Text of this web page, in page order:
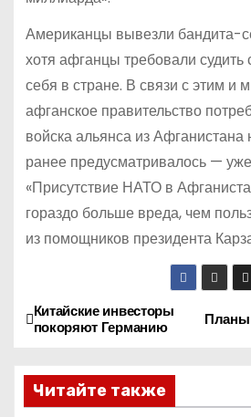
Американцы вывезли бандита-
хотя афганцы требовали судить
себя в стране. В связи с этим и
афганское правительство
войска альянса из
ранее предусматривалось — уже
«Присутствие НАТО в
гораздо больше вреда, чем
из помощников президента
Н
в
Планы
Китайские инвесторы
покоряют Германию
Читайте также